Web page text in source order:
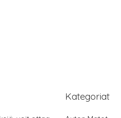
Kategoriat